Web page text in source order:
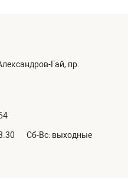
Гай, пр.
Сб-Вс: выходные